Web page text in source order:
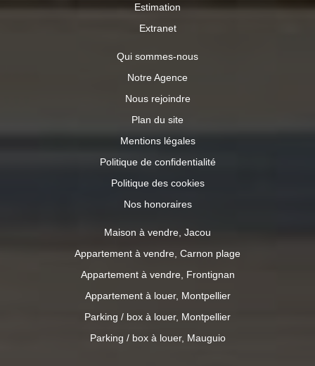
Estimation
Extranet
Qui sommes-nous
Notre Agence
Nous rejoindre
Plan du site
Mentions légales
Politique de confidentialité
Politique des cookies
Nos honoraires
Maison à vendre, Jacou
Appartement à vendre, Carnon plage
Appartement à vendre, Frontignan
Appartement à louer, Montpellier
Parking / box à louer, Montpellier
Parking / box à louer, Mauguio